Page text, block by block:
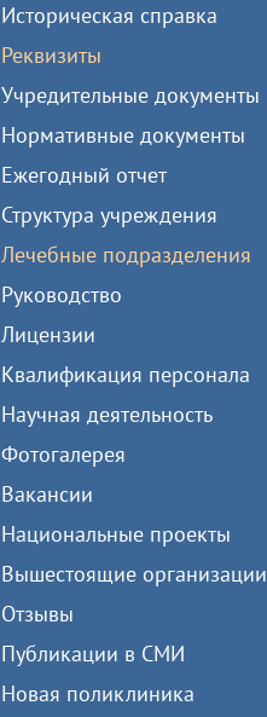
Историческая справка
Реквизиты
Учредительные документы
Нормативные документы
Ежегодный отчет
Структура учреждения
Лечебные подразделения
Руководство
Лицензии
Квалификация персонала
Научная деятельность
Фотогалерея
Вакансии
Национальные проекты
Вышестоящие организации
Отзывы
Публикации в СМИ
Новая поликлиника